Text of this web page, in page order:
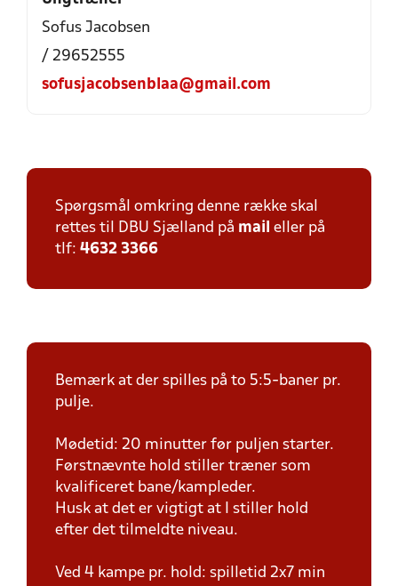
Sofus Jacobsen
/ 29652555
sofusjacobsenblaa@gmail.com
Spørgsmål omkring denne række skal
rettes til DBU Sjælland på mail eller på
tlf: 4632 3366
Bemærk at der spilles på to 5:5-baner pr.
pulje.
Mødetid: 20 minutter før puljen starter.
Førstnævnte hold stiller træner som
kvalificeret bane/kampleder.
Husk at det er vigtigt at I stiller hold
efter det tilmeldte niveau.
Ved 4 kampe pr. hold: spilletid 2x7 min